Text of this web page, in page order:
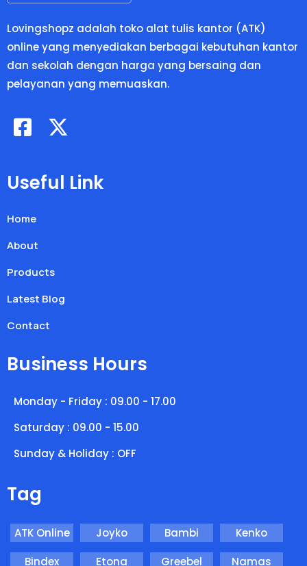
Lovingshopz adalah toko alat tulis kantor (ATK)
online yang menyediakan berbagai kebutuhan kantor
dan sekolah dengan harga yang bersaing dan
pelayanan yang memuaskan.
Useful Link
Home
About
Products
Latest Blog
Contact
Business Hours
Monday - Friday : 09.00 - 17.00
Saturday : 09.00 - 15.00
Sunday & Holiday : OFF
Tag
ATK Online Joyko Bambi
Kenko
Bindex
Etona Greebel
Namas